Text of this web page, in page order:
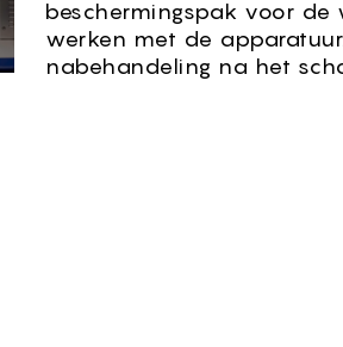
beschermingspak voor de
werken met de
nabehandeling na het